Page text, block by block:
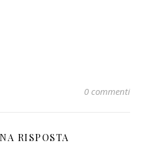
0 commenti
RISPOSTA